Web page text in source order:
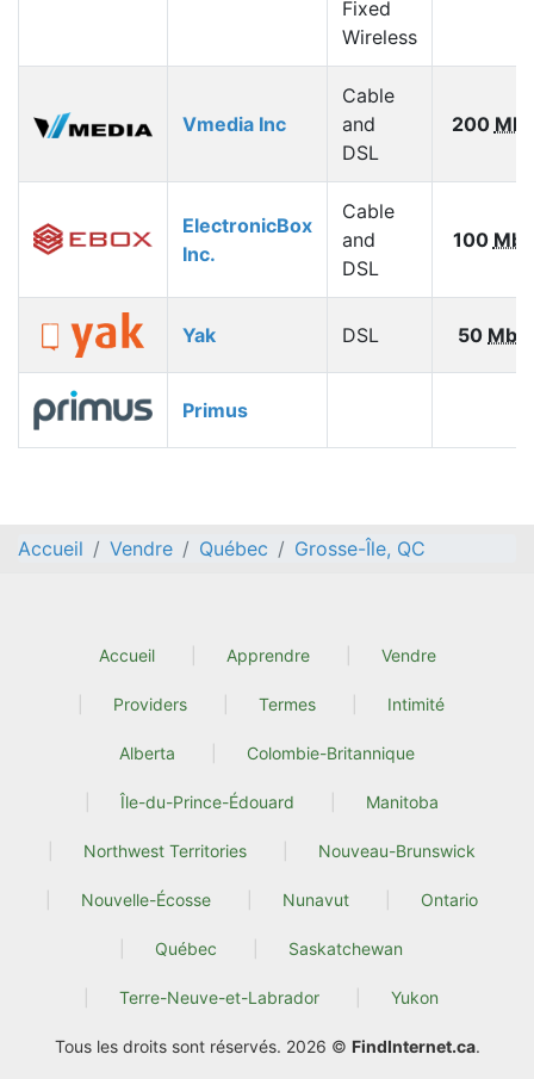
Fixed
Wireless
Vmedia Inc
Cable
and
DSL
200
ElectronicBox
Inc.
Cable
and
DSL
100
Yak DSL 50
Primus
Accueil Vendre Québec Grosse-Île, QC
Accueil Apprendre Vendre
Providers Termes Intimité
Alberta Colombie-Britannique
Île-du-Prince-Édouard Manitoba
Northwest Territories Nouveau-Brunswick
Nouvelle-Écosse Nunavut Ontario
Québec Saskatchewan
Terre-Neuve-et-Labrador Yukon
Tous les droits sont réservés. 2026 © FindInternet.ca.